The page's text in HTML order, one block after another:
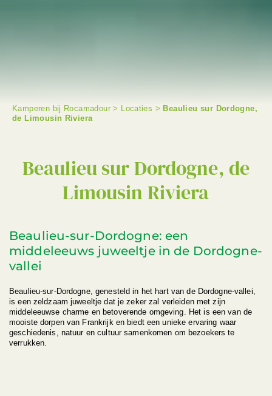
Kamperen bij Rocamadour> Locaties > Beaulieu sur Dordogne,
de Limousin Riviera
Beaulieu sur Dordogne, de
Limousin Riviera
Beaulieu-sur-Dordogne: een
middeleeuws juweeltje in de Dordogne-
vallei
Beaulieu-sur-Dordogne, genesteld in het hart van de Dordogne-vallei,
is een zeldzaam juweeltje dat je zeker zal verleiden met zijn
middeleeuwse charme en betoverende omgeving. Het is een van de
mooiste dorpen van Frankrijk en biedt een unieke ervaring waar
geschiedenis, natuur en cultuur samenkomen om bezoekers te
verrukken.